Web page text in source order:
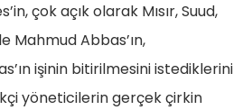
çok açık olarak Mısır, Suud,
Mahmud Abbas’ın,
işinin bitirilmesini istediklerini
yöneticilerin gerçek çirkin